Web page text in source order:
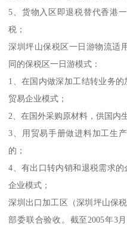
5、货物入区即退税替代香港
税；
深圳坪山保税区一日游物流
同的保税区一日游模式：
1、在国内做深加工结转业务
贸易企业模式；
2、在国外采购原材料，供国内
3、用贸易手册做进料加工生
的；
4、有出口转内销和退税需求
企业模式；
深圳出口加工区（深圳坪山保
部委联合验收。截至2005年3